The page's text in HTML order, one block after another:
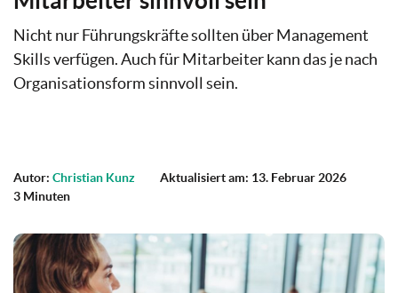
Nicht nur Führungskräfte sollten über Management
Skills verfügen. Auch für Mitarbeiter kann das je nach
Organisationsform sinnvoll sein.
Autor: Christian Kunz
Aktualisiert am: 13. Februar 2026
3 Minuten